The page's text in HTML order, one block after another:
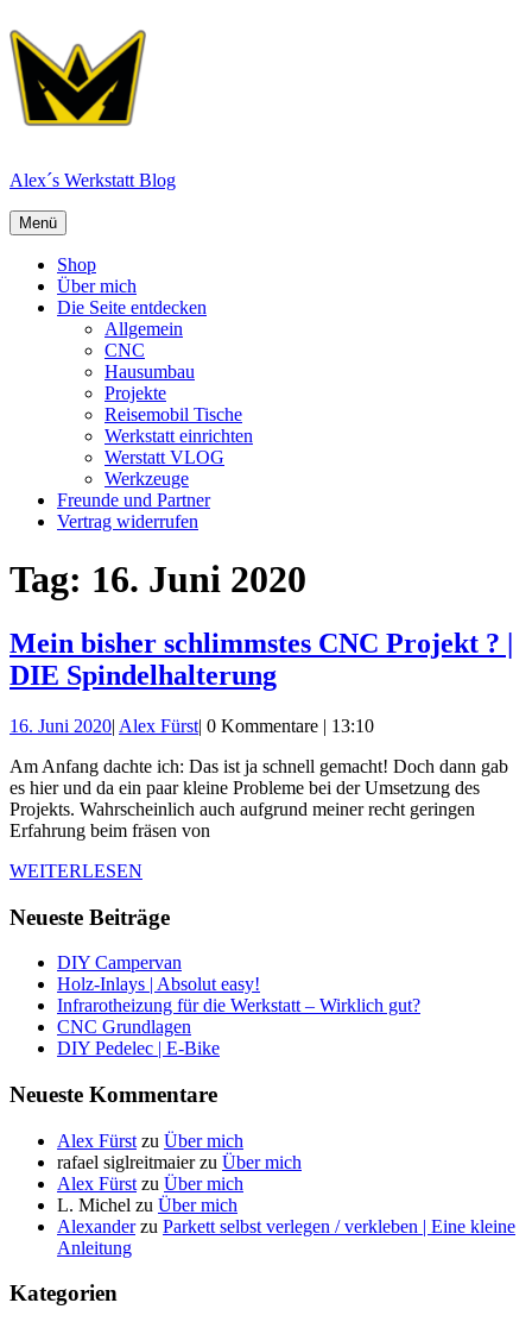
Inhalt
springen
Alex´s Werkstatt Blog
MenüMenü
Shop
Über mich
Die Seite entdecken
Allgemein
CNC
Hausumbau
Projekte
Reisemobil Tische
Werkstatt einrichten
Werstatt VLOG
Werkzeuge
Freunde und Partner
Vertrag widerrufen
Button
Tag: 16. Juni 2020
Mein bisher schlimmstes CNC Projekt ? |
DIE SpindelhalterungMein
schlimmstes
CNC
Projekt
16. Juni 202016.
2020
| Alex FürstAlex
| 0 Kommentare | 13:10
Am Anfang dachte ich: Das ist ja schnell gemacht! Doch dann gab
es hier und da ein paar kleine Probleme bei der Umsetzung des
Projekts. Wahrscheinlich auch aufgrund meiner recht geringen
Erfahrung beim fräsen von
WEITERLESEN
Neueste Beiträge
DIY Campervan
Holz-Inlays | Absolut easy!
Infrarotheizung für die Werkstatt – Wirklich gut?
CNC Grundlagen
DIY Pedelec | E-Bike
Neueste Kommentare
Alex Fürst zu Über mich
rafael siglreitmaierzu Über mich
Alex Fürst zu Über mich
L. Michel zu Über mich
Alexanderzu Parkett selbst verlegen / verkleben | Eine kleine
Anleitung
Kategorien